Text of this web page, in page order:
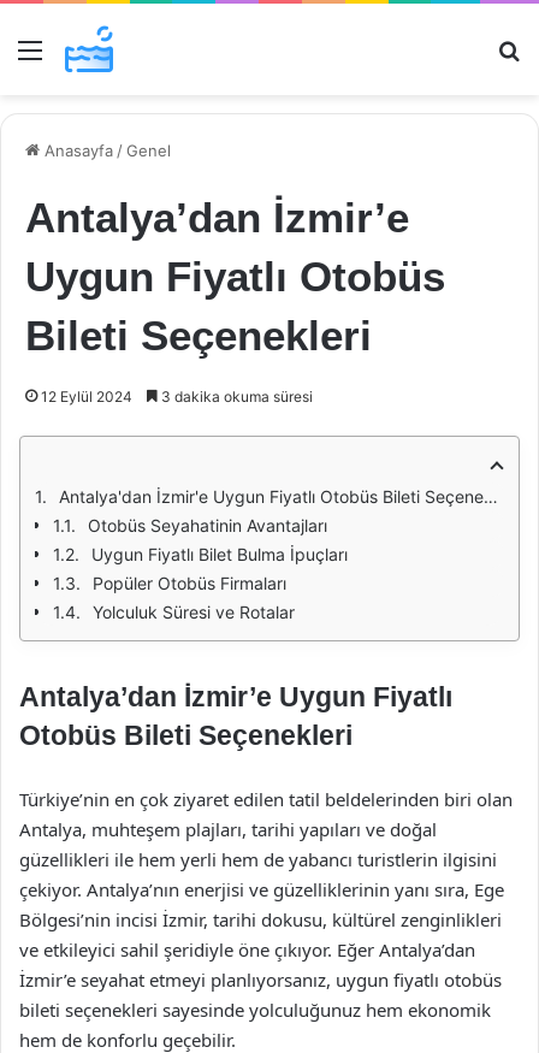
Menü
Anasayfa /Genel
Antalya’dan İzmir’e
Uygun Fiyatlı Otobüs
Bileti Seçenekleri
12 Eylül 2024 3 dakika okuma süresi
Antalya'dan İzmir'e Uygun Fiyatlı Otobüs Bileti Seçenekleri
Otobüs Seyahatinin Avantajları
Uygun Fiyatlı Bilet Bulma İpuçları
Popüler Otobüs Firmaları
Yolculuk Süresi ve Rotalar
Antalya’dan İzmir’e Uygun Fiyatlı
Otobüs Bileti Seçenekleri
Türkiye’nin en çok ziyaret edilen tatil beldelerinden biri olan
Antalya, muhteşem plajları, tarihi yapıları ve doğal
güzellikleri ile hem yerli hem de yabancı turistlerin ilgisini
çekiyor. Antalya’nın enerjisi ve güzelliklerinin yanı sıra, Ege
Bölgesi’nin incisi İzmir, tarihi dokusu, kültürel zenginlikleri
ve etkileyici sahil şeridiyle öne çıkıyor. Eğer Antalya’dan
İzmir’e seyahat etmeyi planlıyorsanız, uygun fiyatlı otobüs
bileti seçenekleri sayesinde yolculuğunuz hem ekonomik
hem de konforlu geçebilir.